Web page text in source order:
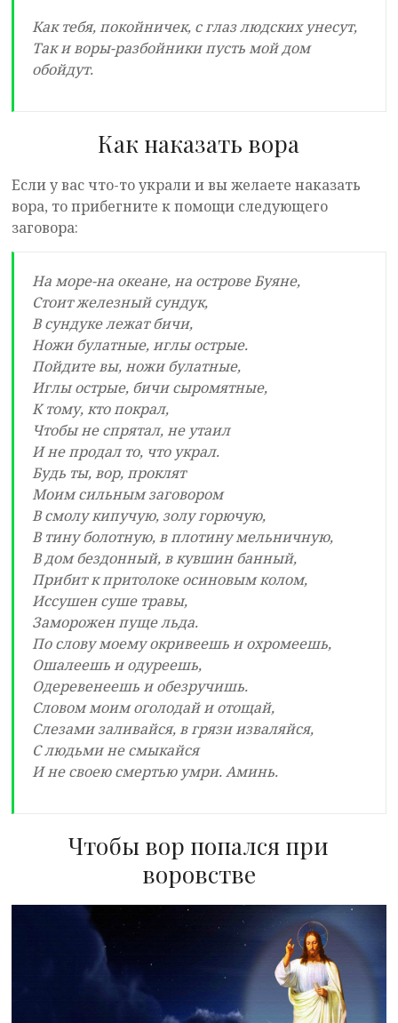
Как тебя, покойничек, с глаз людских унесут,
Так и воры-разбойники пусть мой дом
обойдут.
Как наказать вора
Если у вас что-то украли и вы желаете наказать
вора, то прибегните к помощи следующего
заговора:
На море-на океане, на острове Буяне,
Стоит железный сундук,
В сундуке лежат бичи,
Ножи булатные, иглы острые.
Пойдите вы, ножи булатные,
Иглы острые, бичи сыромятные,
К тому, кто покрал,
Чтобы не спрятал, не утаил
И не продал то, что украл.
Будь ты, вор, проклят
Моим сильным заговором
В смолу кипучую, золу горючую,
В тину болотную, в плотину мельничную,
В дом бездонный, в кувшин банный,
Прибит к притолоке осиновым колом,
Иссушен суше травы,
Заморожен пуще льда.
По слову моему окривеешь и охромеешь,
Ошалеешь и одуреешь,
Одеревенеешь и обезручишь.
Словом моим оголодай и отощай,
Слезами заливайся, в грязи изваляйся,
С людьми не смыкайся
И не своею смертью умри. Аминь.
Чтобы вор попался при
воровстве